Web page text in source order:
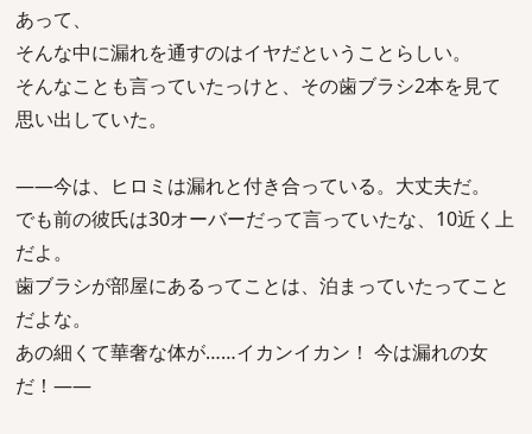
あって、
そんな中に漏れを通すのはイヤだということらしい。
そんなことも言っていたっけと、その歯ブラシ2本を見て
思い出していた。
――今は、ヒロミは漏れと付き合っている。大丈夫だ。
でも前の彼氏は30オーバーだって言っていたな、10近く上
だよ。
歯ブラシが部屋にあるってことは、泊まっていたってこと
だよな。
あの細くて華奢な体が……イカンイカン！ 今は漏れの女
だ！――